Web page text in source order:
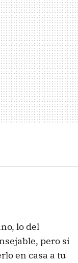
lo del
pero si
en casa a tu